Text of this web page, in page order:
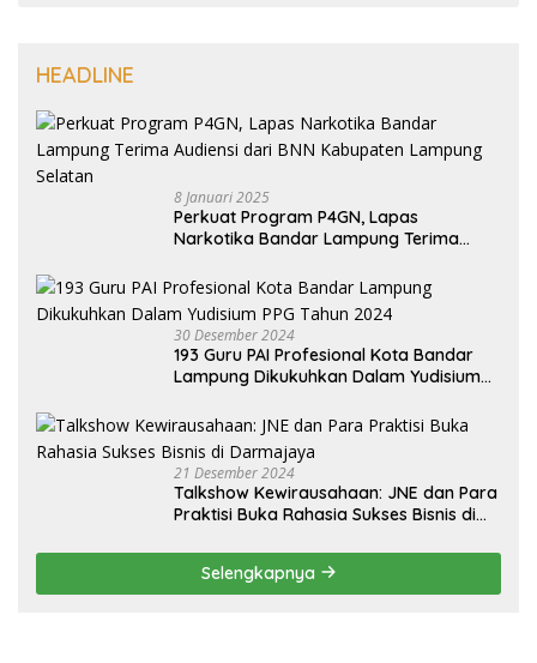
HEADLINE
8 Januari 2025
Perkuat Program P4GN, Lapas
Narkotika Bandar Lampung Terima
Selatan
30 Desember 2024
193 Guru PAI Profesional Kota Bandar
Lampung Dikukuhkan Dalam Yudisium
21 Desember 2024
Talkshow Kewirausahaan: JNE dan Para
Praktisi Buka Rahasia Sukses Bisnis di
Selengkapnya